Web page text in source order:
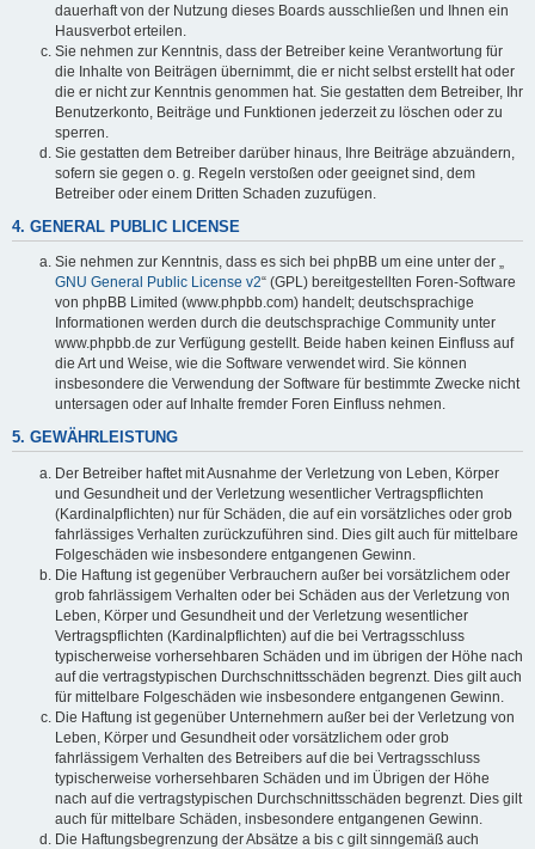
dauerhaft von der Nutzung dieses Boards ausschließen und Ihnen ein
Hausverbot erteilen.
Sie nehmen zur Kenntnis, dass der Betreiber keine Verantwortung für
die Inhalte von Beiträgen übernimmt, die er nicht selbst erstellt hat oder
die er nicht zur Kenntnis genommen hat. Sie gestatten dem Betreiber, Ihr
Benutzerkonto, Beiträge und Funktionen jederzeit zu löschen oder zu
sperren.
Sie gestatten dem Betreiber darüber hinaus, Ihre Beiträge abzuändern,
sofern sie gegen o. g. Regeln verstoßen oder geeignet sind, dem
Betreiber oder einem Dritten Schaden zuzufügen.
4. GENERAL PUBLIC LICENSE
Sie nehmen zur Kenntnis, dass es sich bei phpBB um eine unter der „
GNU General Public License v2“ (GPL) bereitgestellten Foren-Software
von phpBB Limited (www.phpbb.com) handelt; deutschsprachige
Informationen werden durch die deutschsprachige Community unter
www.phpbb.de zur Verfügung gestellt. Beide haben keinen Einfluss auf
die Art und Weise, wie die Software verwendet wird. Sie können
insbesondere die Verwendung der Software für bestimmte Zwecke nicht
untersagen oder auf Inhalte fremder Foren Einfluss nehmen.
5. GEWÄHRLEISTUNG
Der Betreiber haftet mit Ausnahme der Verletzung von Leben, Körper
und Gesundheit und der Verletzung wesentlicher Vertragspflichten
(Kardinalpflichten) nur für Schäden, die auf ein vorsätzliches oder grob
fahrlässiges Verhalten zurückzuführen sind. Dies gilt auch für mittelbare
Folgeschäden wie insbesondere entgangenen Gewinn.
Die Haftung ist gegenüber Verbrauchern außer bei vorsätzlichem oder
grob fahrlässigem Verhalten oder bei Schäden aus der Verletzung von
Leben, Körper und Gesundheit und der Verletzung wesentlicher
Vertragspflichten (Kardinalpflichten) auf die bei Vertragsschluss
typischerweise vorhersehbaren Schäden und im übrigen der Höhe nach
auf die vertragstypischen Durchschnittsschäden begrenzt. Dies gilt auch
für mittelbare Folgeschäden wie insbesondere entgangenen Gewinn.
Die Haftung ist gegenüber Unternehmern außer bei der Verletzung von
Leben, Körper und Gesundheit oder vorsätzlichem oder grob
fahrlässigem Verhalten des Betreibers auf die bei Vertragsschluss
typischerweise vorhersehbaren Schäden und im Übrigen der Höhe
nach auf die vertragstypischen Durchschnittsschäden begrenzt. Dies gilt
auch für mittelbare Schäden, insbesondere entgangenen Gewinn.
Die Haftungsbegrenzung der Absätze a bis c gilt sinngemäß auch